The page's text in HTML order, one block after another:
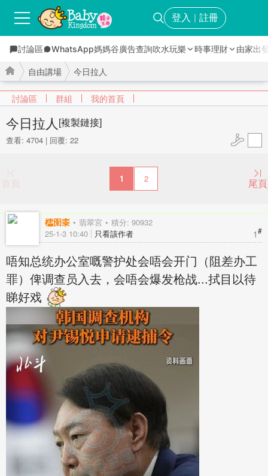
登入 ｜ 註冊
討論區 WhatsApp媽媽谷廣告查詢吹水玩樂 時事理財 由家出
討論區 群組 我的首頁
›
自由講場
›
今日拉人
查看: 4704 | 回覆: 22
今日拉人 [複製鏈接]
首頁 1 2 尾頁
櫺囹桼 翡翠宮 積分: 90932
1#
25-1-3 10:40 只看該作者
唔知总统办公室嘅警护处会唔会开门（阻差办工
罪）俾调查员入去，会唔会爆发枪战...拭目以待
睇好戏